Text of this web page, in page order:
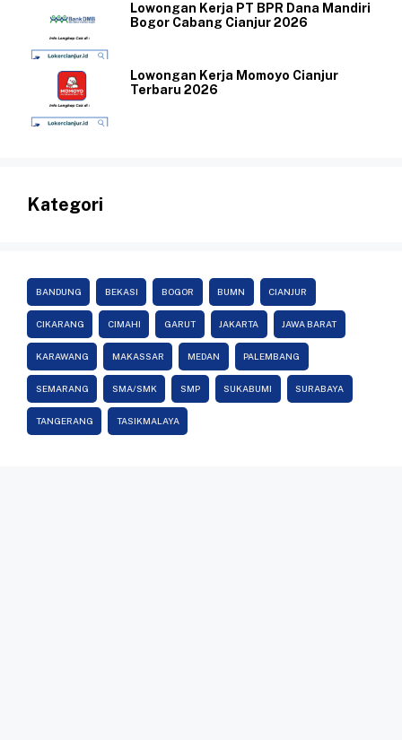
Lowongan Kerja PT BPR Dana Mandiri
Bogor Cabang Cianjur 2026
Lowongan Kerja Momoyo Cianjur
Terbaru 2026
Kategori
BANDUNG BEKASI BOGOR BUMN CIANJUR
CIKARANG CIMAHI GARUT JAKARTA JAWA BARAT
KARAWANG MAKASSAR MEDAN PALEMBANG
SEMARANG SMA/SMK SMP SUKABUMI SURABAYA
TANGERANG TASIKMALAYA